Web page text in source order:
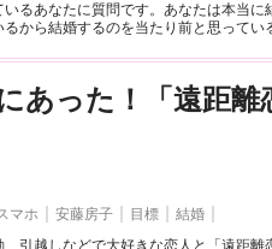
るあなたに質問です。あなたは本当に
から結婚するのを当たり前と思ってい
あった！「遠距離
マホ 安藤房子 目標
結婚